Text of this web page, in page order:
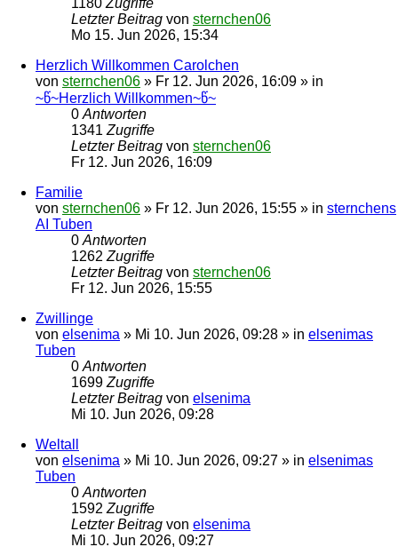
1180 Zugriffe
Letzter Beitrag von sternchen06
Mo 15. Jun 2026, 15:34
Herzlich Willkommen Carolchen
von sternchen06 » Fr 12. Jun 2026, 16:09 » in
~წ~Herzlich Willkommen~წ~
0 Antworten
1341 Zugriffe
Letzter Beitrag von sternchen06
Fr 12. Jun 2026, 16:09
Familie
von sternchen06 » Fr 12. Jun 2026, 15:55 » in sternchens
AI Tuben
0 Antworten
1262 Zugriffe
Letzter Beitrag von sternchen06
Fr 12. Jun 2026, 15:55
Zwillinge
von elsenima » Mi 10. Jun 2026, 09:28 » in elsenimas
Tuben
0 Antworten
1699 Zugriffe
Letzter Beitrag von elsenima
Mi 10. Jun 2026, 09:28
Weltall
von elsenima » Mi 10. Jun 2026, 09:27 » in elsenimas
Tuben
0 Antworten
1592 Zugriffe
Letzter Beitrag von elsenima
Mi 10. Jun 2026, 09:27